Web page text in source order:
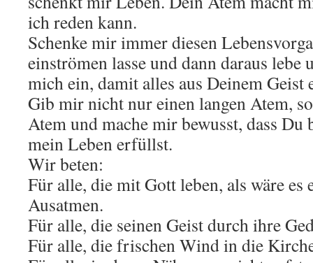
ich reden kann.
Schenke mir immer diesen
einströmen lasse und dann daraus lebe
mich ein, damit alles aus Deinem Geist
Gib mir nicht nur einen langen Atem,
Atem und mache mir bewusst, dass Du
mein Leben erfüllst.
Wir beten:
Für alle, die mit Gott leben, als wäre es
Ausatmen.
Für alle, die seinen Geist durch ihre
Für alle, die frischen Wind in die